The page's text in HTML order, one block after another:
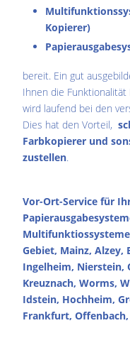
Kopierer)
bereit. Ein gut
Ihnen die
wird laufend bei den
Dies hat den Vorteil,
Farbkopierer und
zustellen.
Vor-Ort-Service für
Gebiet, Mainz, Alzey,
Ingelheim, Nierstein,
Kreuznach, Worms,
Idstein, Hochheim,
Frankfurt,